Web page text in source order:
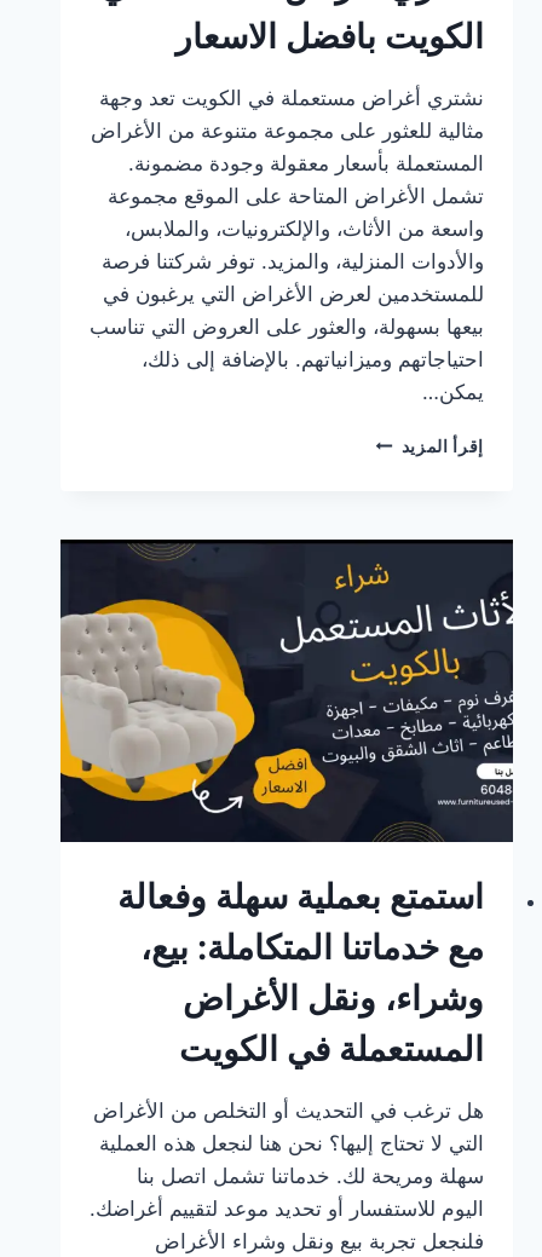
الكويت بافضل الاسعار
نشتري أغراض مستعملة في الكويت تعد وجهة
مثالية للعثور على مجموعة متنوعة من الأغراض
المستعملة بأسعار معقولة وجودة مضمونة.
تشمل الأغراض المتاحة على الموقع مجموعة
واسعة من الأثاث، والإلكترونيات، والملابس،
والأدوات المنزلية، والمزيد. توفر شركتنا فرصة
للمستخدمين لعرض الأغراض التي يرغبون في
بيعها بسهولة، والعثور على العروض التي تناسب
احتياجاتهم وميزانياتهم. بالإضافة إلى ذلك،
يمكن…
إقرأ المزيد نشتري
الكويت
بافضل
الاسعار
استمتع بعملية سهلة وفعالة
مع خدماتنا المتكاملة: بيع،
وشراء، ونقل الأغراض
المستعملة في الكويت
هل ترغب في التحديث أو التخلص من الأغراض
التي لا تحتاج إليها؟ نحن هنا لنجعل هذه العملية
سهلة ومريحة لك. خدماتنا تشمل اتصل بنا
اليوم للاستفسار أو تحديد موعد لتقييم أغراضك.
فلنجعل تجربة بيع ونقل وشراء الأغراض